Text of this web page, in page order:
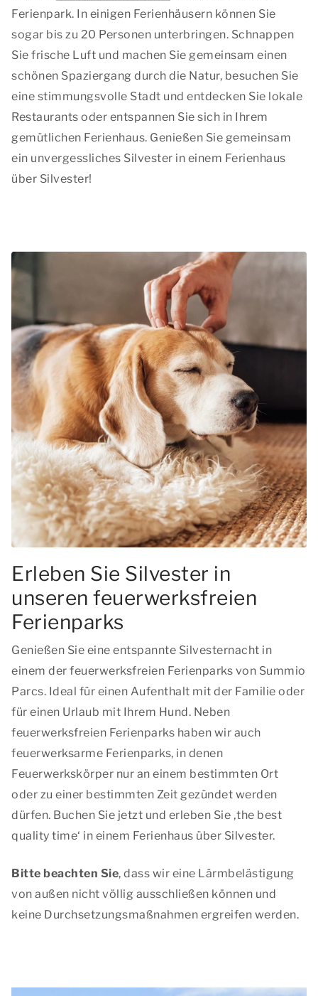
Ferienpark. In einigen Ferienhäusern können Sie
sogar bis zu 20 Personen unterbringen. Schnappen
Sie frische Luft und machen Sie gemeinsam einen
schönen Spaziergang durch die Natur, besuchen Sie
eine stimmungsvolle Stadt und entdecken Sie lokale
Restaurants oder entspannen Sie sich in Ihrem
gemütlichen Ferienhaus. Genießen Sie gemeinsam
ein unvergessliches Silvester in einem Ferienhaus
über Silvester!
Erleben Sie Silvester in
unseren feuerwerksfreien
Ferienparks
Genießen Sie eine entspannte Silvesternacht in
einem der feuerwerksfreien Ferienparks von Summio
Parcs. Ideal für einen Aufenthalt mit der Familie oder
für einen Urlaub mit Ihrem Hund. Neben
feuerwerksfreien Ferienparks haben wir auch
feuerwerksarme Ferienparks, in denen
Feuerwerkskörper nur an einem bestimmten Ort
oder zu einer bestimmten Zeit gezündet werden
dürfen. Buchen Sie jetzt und erleben Sie ‚the best
quality time‘ in einem Ferienhaus über Silvester.
Bitte beachten Sie, dass wir eine Lärmbelästigung
von außen nicht völlig ausschließen können und
keine Durchsetzungsmaßnahmen ergreifen werden.